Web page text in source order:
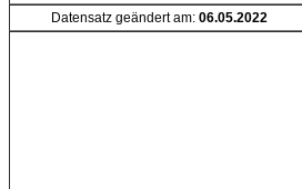
Datensatz geändert am: 06.05.2022